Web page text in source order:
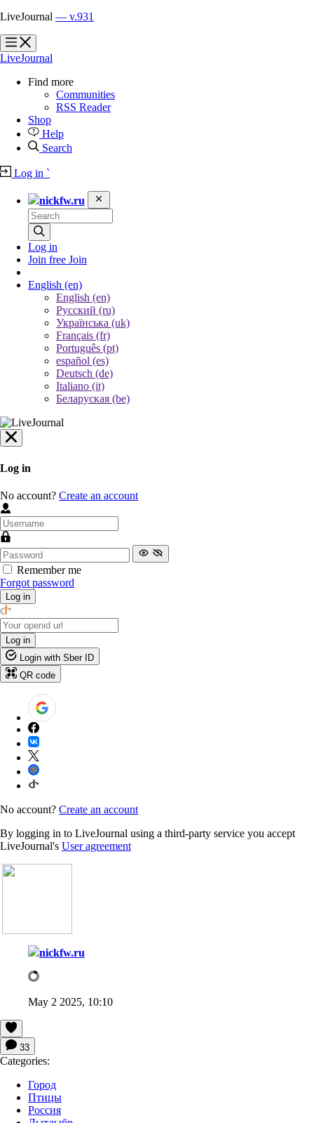
LiveJournal — v.931
?
?
LiveJournal
Find more
Communities
RSS Reader
Shop
Help
Search
Log in `
nickfw.ru
Log in
Join free Join
English (en)
English (en)
Русский (ru)
Українська (uk)
Français (fr)
Português (pt)
español (es)
Deutsch (de)
Italiano (it)
Беларуская (be)
Log in
No account? Create an account
Remember me
Forgot password
Log in
Log in
Login with Sber ID
QR code
No account? Create an account
By logging in to LiveJournal using a third-party service you accept
LiveJournal's User agreement
nickfw.ru
May 2 2025, 10:10
33
Categories:
Город
Птицы
Россия